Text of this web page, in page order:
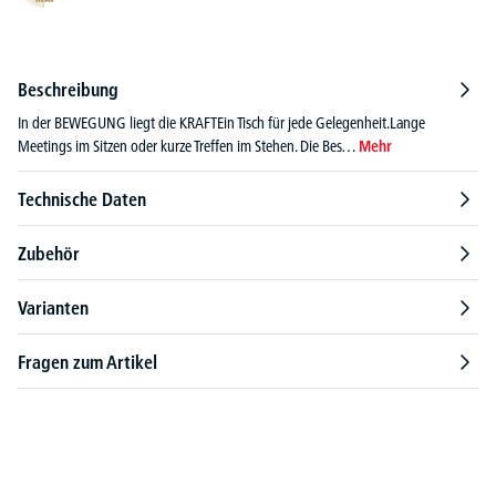
Beschreibung
In der BEWEGUNG liegt die KRAFTEin Tisch für jede Gelegenheit.Lange
Meetings im Sitzen oder kurze Treffen im Stehen. Die Bes… Mehr
Technische Daten
Zubehör
Varianten
Fragen zum Artikel